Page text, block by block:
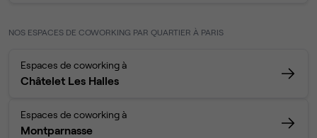
NOS ESPACES DE COWORKING PAR QUARTIER À PARIS
Espaces de coworking à
Châtelet Les Halles
Espaces de coworking à
Montparnasse